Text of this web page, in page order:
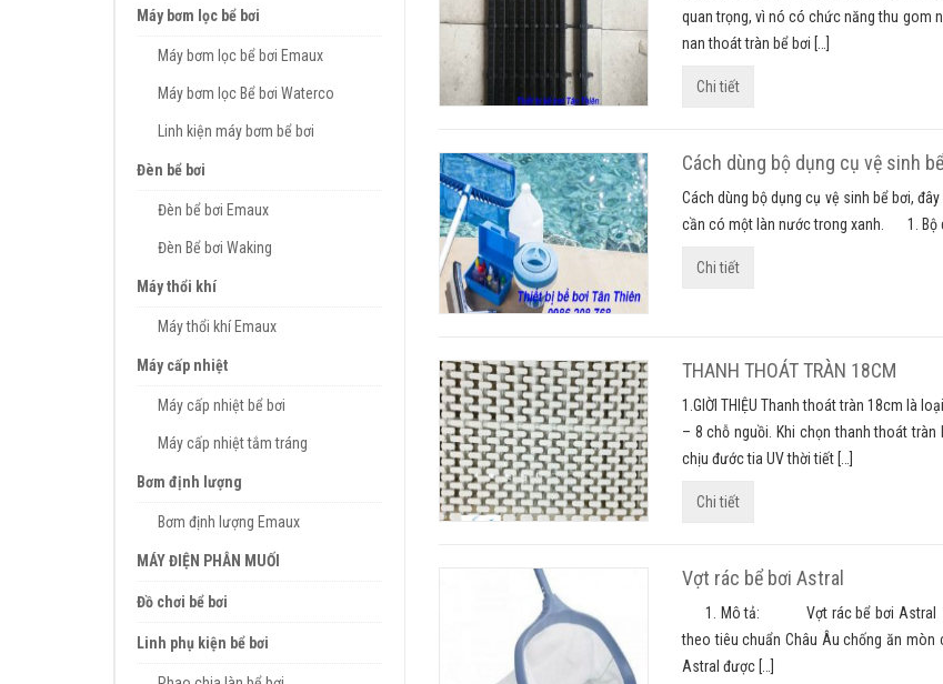
Máy bơm lọc bể bơi
Máy bơm lọc bể bơi Emaux
Máy bơm lọc Bể bơi Waterco
Linh kiện máy bơm bể bơi
Đèn bể bơi
Đèn bể bơi Emaux
Đèn Bể bơi Waking
Máy thổi khí
Máy thổi khí Emaux
Máy cấp nhiệt
Máy cấp nhiệt bể bơi
Máy cấp nhiệt tắm tráng
Bơm định lượng
Bơm định lượng Emaux
MÁY ĐIỆN PHÂN MUỐI
Đồ chơi bể bơi
Linh phụ kiện bể bơi
quan trọng, vì nó có chức năng thu gom
nan thoát tràn bể bơi […]
Chi tiết
Cách dùng bộ dụng cụ vệ sinh
Cách dùng bộ dụng cụ vệ sinh bể bơi,
cần có một làn nước trong xanh. 1. Bộ
Chi tiết
THANH THOÁT TRÀN 18CM
1.GIỜI THIỆU Thanh thoát tràn 18cm là
– 8 chỗ nguồi. Khi chọn thanh thoát
chịu đước tia UV thời tiết […]
Chi tiết
Vợt rác bể bơi Astral
1. Mô tả: Vợt rác bể bơi Astral là
theo tiêu chuẩn Châu Âu chống ăn
Astral được […]